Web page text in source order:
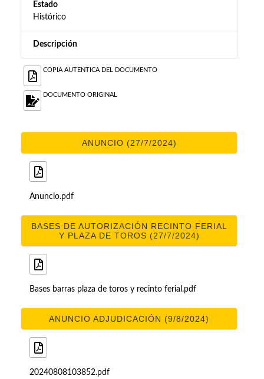
Estado
Histórico
Descripción
COPIA AUTENTICA DEL DOCUMENTO
DOCUMENTO ORIGINAL
ANUNCIO (27/7/2024)
Anuncio.pdf
BASES DE AUTORIZACIÓN RECINTO FERIAL
Y PLAZA DE TOROS (27/7/2024)
Bases barras plaza de toros y recinto ferial.pdf
ANUNCIO ADJUDICACIÓN (9/8/2024)
20240808103852.pdf